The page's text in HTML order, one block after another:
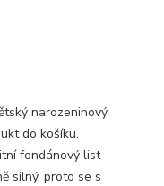
narozeninový
do košíku.
fondánový list
silný, proto se s